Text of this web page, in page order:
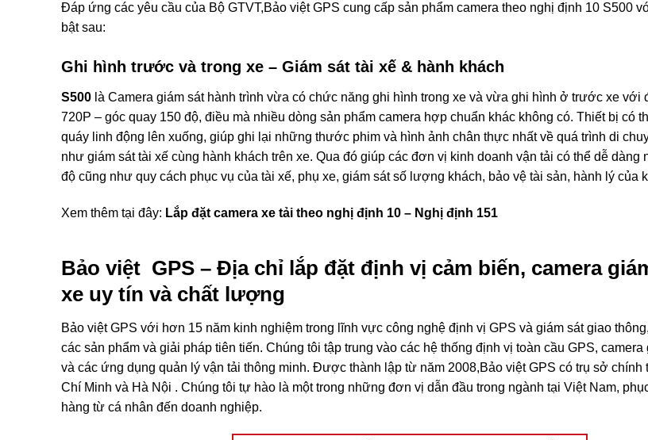
Đáp ứng các yêu cầu của Bộ GTVT,Bảo việt GPS cung cấp sản phẩm camera theo nghị định 10 S500
bật sau:
Ghi hình trước và trong xe – Giám sát tài xế & hành khách
S500 là Camera giám sát hành trình vừa có chức năng ghi hình trong xe và vừa ghi hình ở trước xe với
720P – góc quay 150 độ, điều mà nhiều dòng sản phẩm camera hợp chuẩn khác không có. Thiết bị có
quáy linh động lên xuống, giúp ghi lại những thước phim và hình ảnh chân thực nhất về quá trình di
như giám sát tài xế cùng hành khách trên xe. Qua đó giúp các đơn vị kinh doanh vận tải có thể dễ dàng
độ cũng như quy cách phục vụ của tài xế, phụ xe, giám sát số lượng khách, bảo vệ tài sản, hành lý của
Xem thêm tại đây: Lắp đặt camera xe tải theo nghị định 10 – Nghị định 151
Bảo việt GPS – Địa chỉ lắp đặt định vị cảm biến, camera
xe uy tín và chất lượng
Bảo việt GPS với hơn 15 năm kinh nghiệm trong lĩnh vực công nghệ định vị GPS và giám sát giao
các sản phẩm và giải pháp tiên tiến. Chúng tôi tập trung vào các hệ thống định vị toàn cầu GPS, camera
và các ứng dụng quản lý vận tải thông minh. Được thành lập từ năm 2008,Bảo việt GPS có trụ sở chính
Chí Minh và Hà Nội . Chúng tôi tự hào là một trong những đơn vị dẫn đầu trong ngành tại Việt Nam,
hàng từ cá nhân đến doanh nghiệp.